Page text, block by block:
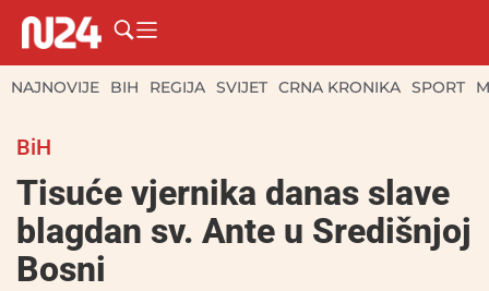
NAJNOVIJE BIH REGIJA SVIJET CRNA KRONIKA SPORT
BiH
Tisuće vjernika danas slave
blagdan sv. Ante u Središnjoj
Bosni